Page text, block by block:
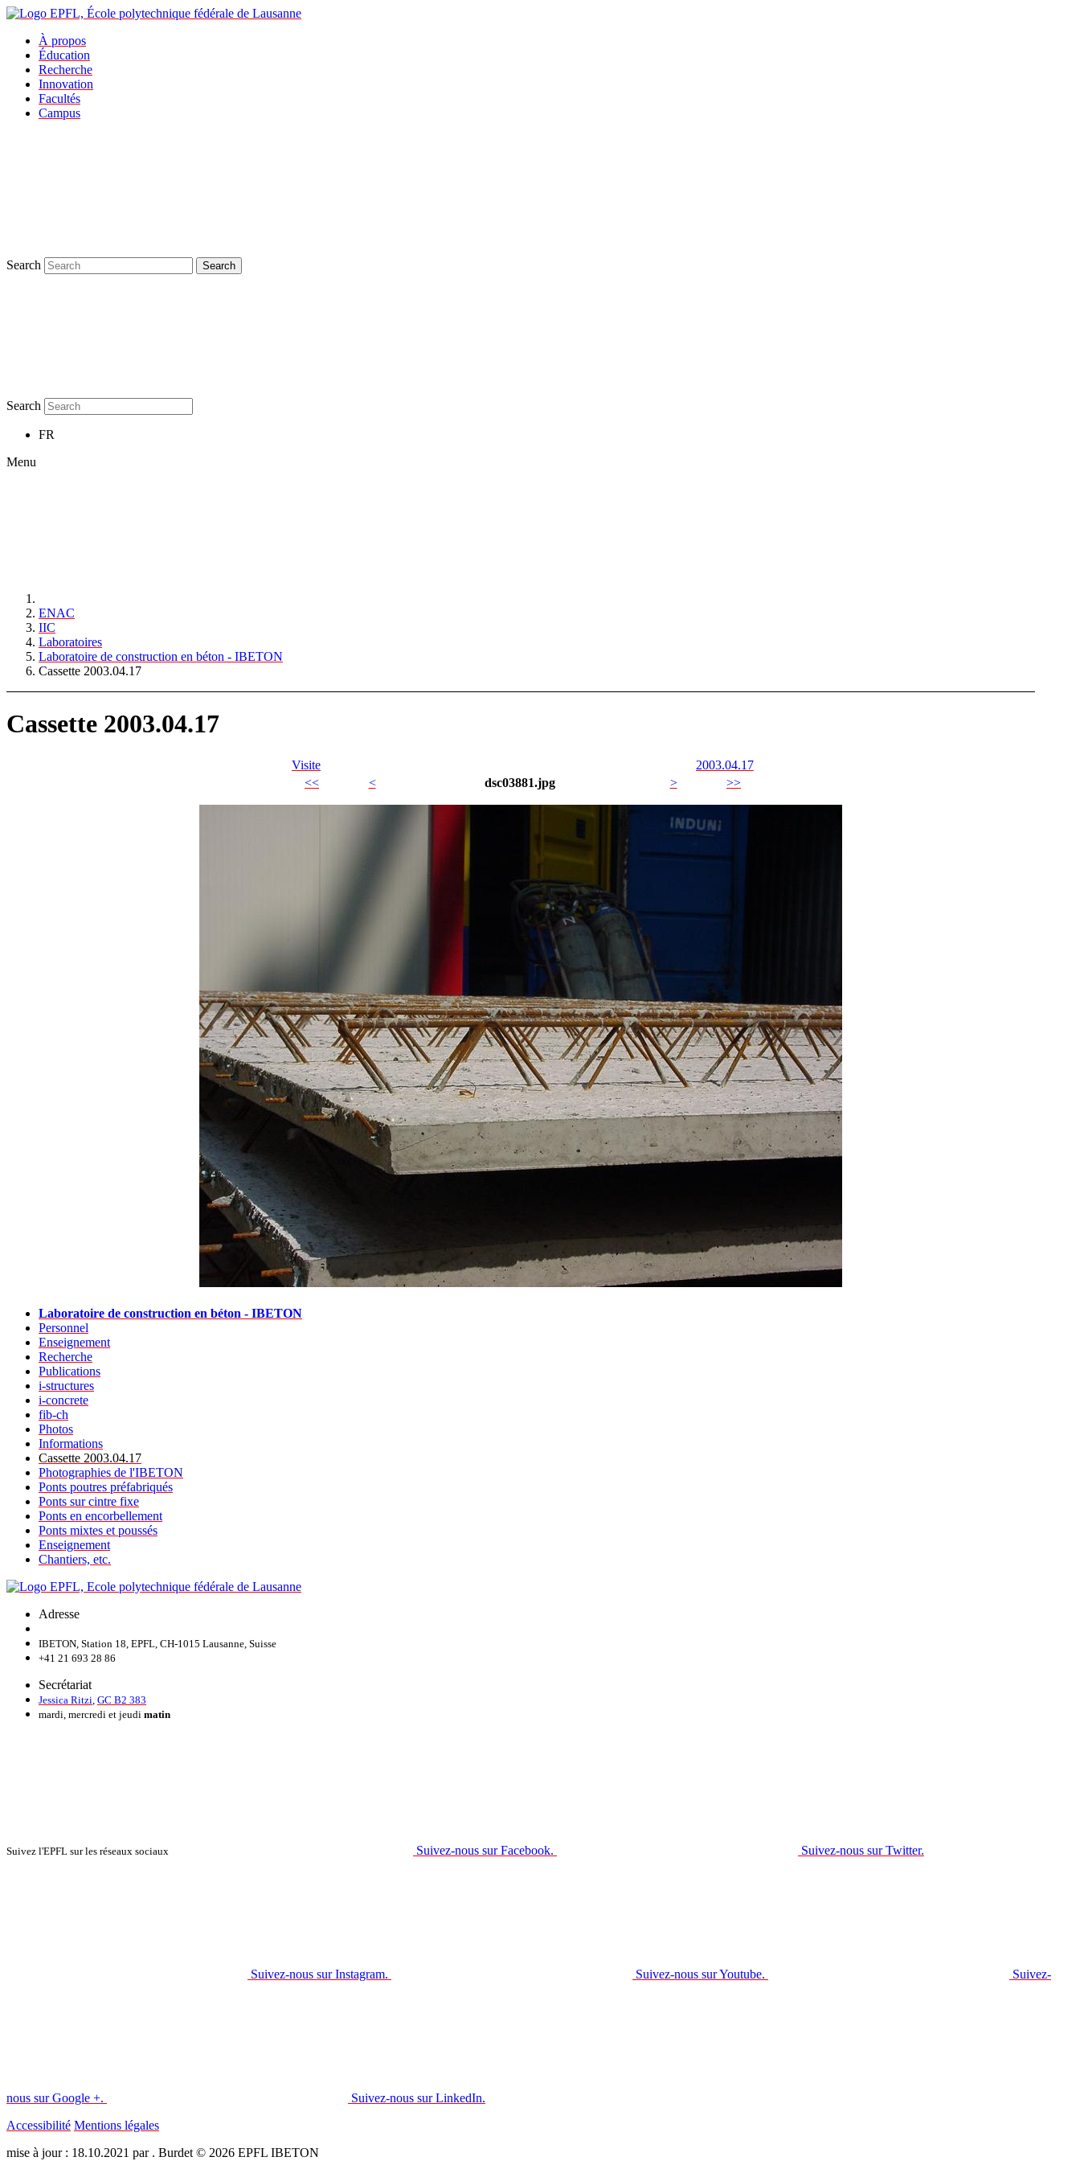
À propos
Éducation
Recherche
Innovation
Facultés
Campus
Search Search
Search
FR
Menu
ENAC
IIC
Laboratoires
Laboratoire de construction en béton - IBETON
Cassette 2003.04.17
Cassette 2003.04.17
Visite
2003.04.17
<<
< dsc03881.jpg > >>
Laboratoire de construction en béton - IBETON
Personnel
Enseignement
Recherche
Publications
i-structures
i-concrete
fib-ch
Photos
Informations
Cassette 2003.04.17
Photographies de l'IBETON
Ponts poutres préfabriqués
Ponts sur cintre fixe
Ponts en encorbellement
Ponts mixtes et poussés
Enseignement
Chantiers, etc.
Adresse
IBETON, Station 18, EPFL, CH-1015 Lausanne, Suisse
+41 21 693 28 86
Secrétariat
Jessica Ritzi GC B2 383
mardi, mercredi et jeudi matin
Suivez l'EPFL sur les réseaux sociaux Suivez-nous sur Facebook. Suivez-nous sur Twitter.
Suivez-nous sur Instagram. Suivez-nous sur Youtube. Suivez-
nous sur Google +.
Suivez-nous sur LinkedIn.
Accessibilité Mentions légales
mise à jour : 18.10.2021 par . Burdet © 2026 EPFL IBETON